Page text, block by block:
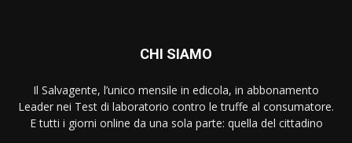
CHI SIAMO
Il Salvagente, l’unico mensile in edicola, in abbonamento
Leader nei Test di laboratorio contro le truffe al consumatore.
E tutti i giorni online da una sola parte: quella del cittadino